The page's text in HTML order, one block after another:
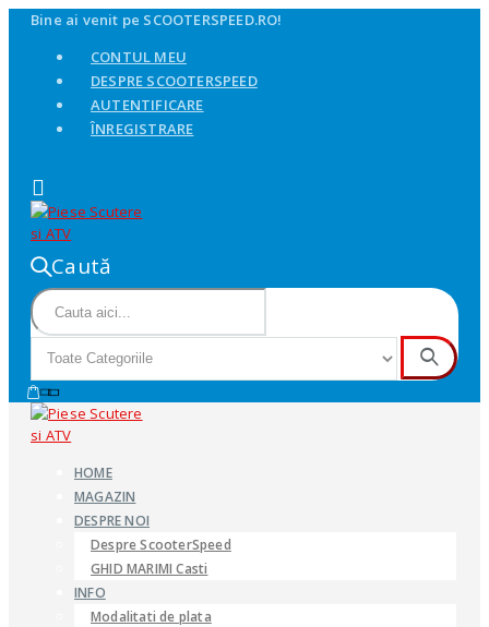
Bine ai venit pe SCOOTERSPEED.RO!
CONTUL MEU
DESPRE SCOOTERSPEED
AUTENTIFICARE
ÎNREGISTRARE
Caută
HOME
MAGAZIN
DESPRE NOI
Despre ScooterSpeed
GHID MARIMI Casti
INFO
Modalitati de plata